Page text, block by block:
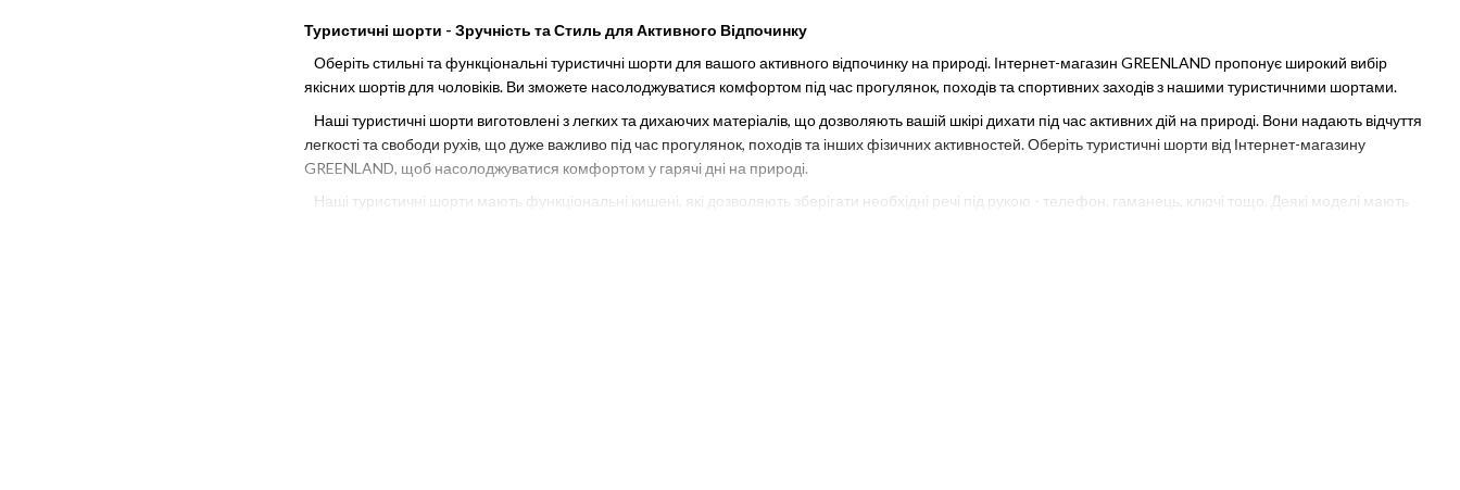
Туристичні шорти - Зручність та Стиль для Активного Відпочинку
Оберіть стильні та функціональні туристичні шорти для вашого активного відпочинку на природі. Інтернет-магазин GREENLAND пропонує широкий вибір
якісних шортів для чоловіків. Ви зможете насолоджуватися комфортом під час прогулянок, походів та спортивних заходів з нашими туристичними шортами.
Наші туристичні шорти виготовлені з легких та дихаючих матеріалів, що дозволяють вашій шкірі дихати під час активних дій на природі. Вони надають відчуття
легкості та свободи рухів, що дуже важливо під час прогулянок, походів та інших фізичних активностей. Оберіть туристичні шорти від Інтернет-магазину
GREENLAND, щоб насолоджуватися комфортом у гарячі дні на природі.
Наші туристичні шорти мають функціональні кишені, які дозволяють зберігати необхідні речі під рукою - телефон, гаманець, ключі тощо. Деякі моделі мають